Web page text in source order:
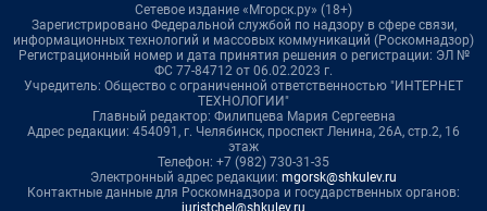
Сетевое издание «Мгорск.ру» (18+)
Зарегистрировано Федеральной службой по надзору в сфере связи,
информационных технологий и массовых коммуникаций (Роскомнадзор)
Регистрационный номер и дата принятия решения о регистрации: ЭЛ №
ФС 77-84712 от 06.02.2023 г.
Учредитель: Общество с ограниченной ответственностью "ИНТЕРНЕТ
ТЕХНОЛОГИИ"
Главный редактор: Филипцева Мария Сергеевна
Адрес редакции: 454091, г. Челябинск, проспект Ленина, 26А, стр.2, 16
этаж
Телефон: +7 (982) 730-31-35
Электронный адрес редакции: mgorsk@shkulev.ru
Контактные данные для Роскомнадзора и государственных органов:
juristchel@shkulev.ru